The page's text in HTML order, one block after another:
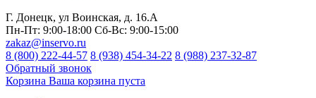
Г. Донецк, ул Воинская, д. 16.А
Пн-Пт: 9:00-18:00 Сб-Вс: 9:00-15:00
zakaz@inservo.ru
8 (800) 222-44-57 8 (938) 454-34-22 8 (988) 237-32-87
Обратный звонок
Корзина Ваша корзина пуста